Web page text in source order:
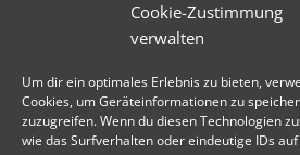
Cookie-Zustimmung
verwalten
Um dir ein optimales Erlebnis zu bieten,
Cookies, um Geräteinformationen zu
zuzugreifen. Wenn du diesen Technologien
wie das Surfverhalten oder eindeutige IDs